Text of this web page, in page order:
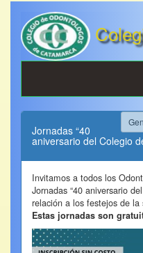
Jornadas “40
aniversario del Colegio
Invitamos a todos los
Jornadas “40 aniversario
relación a los festejos de
Estas jornadas son